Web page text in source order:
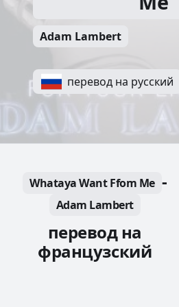
Adam Lambert
перевод на русский
Whataya Want Ffom Me -
Adam Lambert
перевод на
французский